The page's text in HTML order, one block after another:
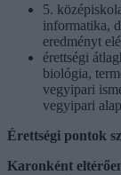
5.
informatika,
eredményt
érettségi
biológia,
vegyipari
vegyipari
Érettségi pontok
Karonként